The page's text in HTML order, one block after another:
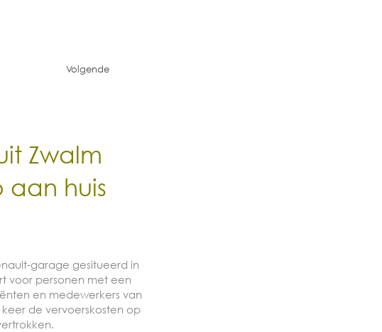
Volgende
Zwalm
aan huis
garage gesitueerd in
voor personen met een
en medewerkers van
de vervoerskosten op